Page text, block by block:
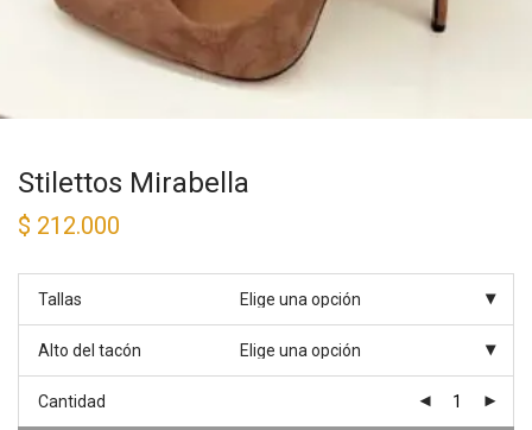
Stilettos Mirabella
$ 212.000
Tallas
Alto del tacón
Cantidad